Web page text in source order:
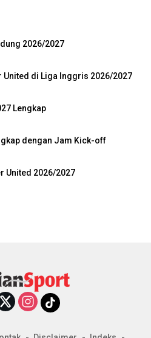
2026/2027
United di Liga Inggris 2026/2027
Lengkap
dengan Jam Kick-off
United 2026/2027